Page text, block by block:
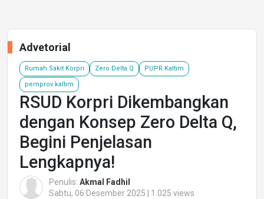
Advetorial
Rumah Sakit Korpri Zero Delta Q PUPR Kaltim
pemprov kaltim
RSUD Korpri Dikembangkan
dengan Konsep Zero Delta Q,
Begini Penjelasan
Lengkapnya!
Penulis: Akmal Fadhil
Sabtu, 06 Desember 2025 | 1.025 views